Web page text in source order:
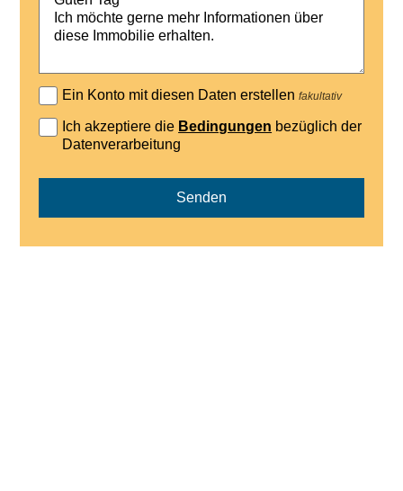
Ein Konto mit diesen Daten erstellenfakultativ
Ich akzeptiere die Bedingungen bezüglich der
Datenverarbeitung
Senden